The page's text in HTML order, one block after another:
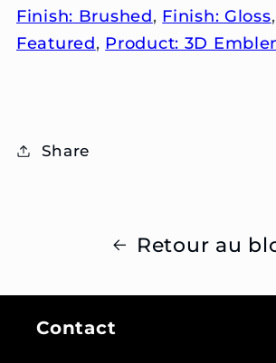
Finish: Brushed, Finish: Gloss,
Featured, Product: 3D
Share
Retour au
Contact